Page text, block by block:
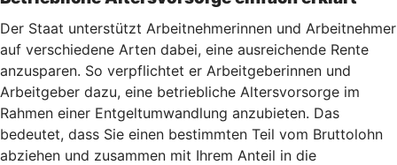
Der Staat unterstützt Arbeitnehmerinnen und Arbeitnehmer
auf verschiedene Arten dabei, eine ausreichende Rente
anzusparen. So verpflichtet er Arbeitgeberinnen und
Arbeitgeber dazu, eine betriebliche Altersvorsorge im
Rahmen einer Entgeltumwandlung anzubieten. Das
bedeutet, dass Sie einen bestimmten Teil vom Bruttolohn
abziehen und zusammen mit Ihrem Anteil in die